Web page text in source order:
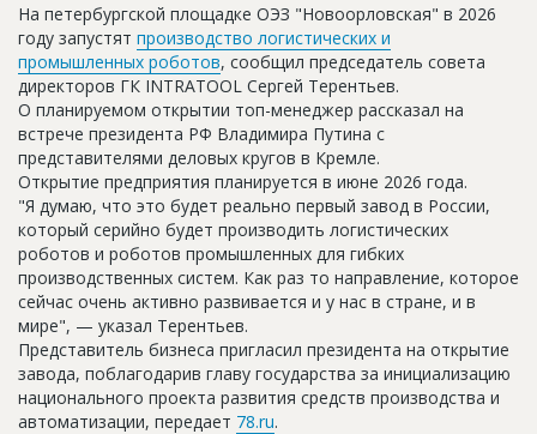
Новости
Платные услуги
Пресс-релизы
Правила работы
Контакты
Личный кабинет
На петербургской площадке ОЭЗ "Новоорловская" в 2026
году запустят производство логистических и
промышленных роботов, сообщил председатель совета
директоров ГК INTRATOOL Сергей Терентьев.
О планируемом открытии топ-менеджер рассказал на
встрече президента РФ Владимира Путина с
представителями деловых кругов в Кремле.
Открытие предприятия планируется в июне 2026 года.
"Я думаю, что это будет реально первый завод в России,
который серийно будет производить логистических
роботов и роботов промышленных для гибких
производственных систем. Как раз то направление, которое
сейчас очень активно развивается и у нас в стране, и в
мире", — указал Терентьев.
Представитель бизнеса пригласил президента на открытие
завода, поблагодарив главу государства за инициализацию
национального проекта развития средств производства и
автоматизации, передает 78.ru.